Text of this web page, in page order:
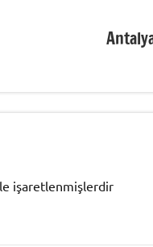
işaretlenmişlerdir